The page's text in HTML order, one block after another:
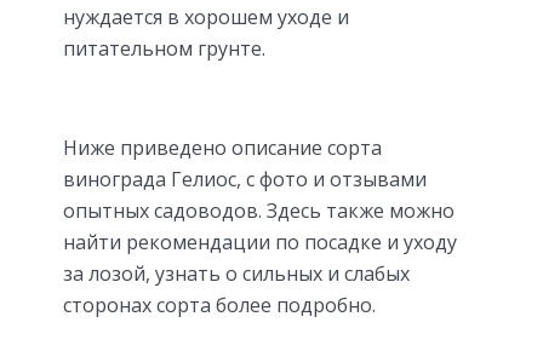
нуждается в хорошем уходе и
питательном грунте.
Ниже приведено описание сорта
винограда Гелиос, с фото и отзывами
опытных садоводов. Здесь также можно
найти рекомендации по посадке и уходу
за лозой, узнать о сильных и слабых
сторонах сорта более подробно.